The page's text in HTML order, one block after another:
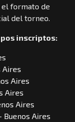
el formato de
del torneo.
inscriptos:
Aires
Aires
Aires
Aires
Buenos Aires